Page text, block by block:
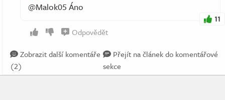
@Malok05 Áno
11
Odpovědět
Zobrazit další komentáře
(2)
Přejít na článek do komentářové
sekce